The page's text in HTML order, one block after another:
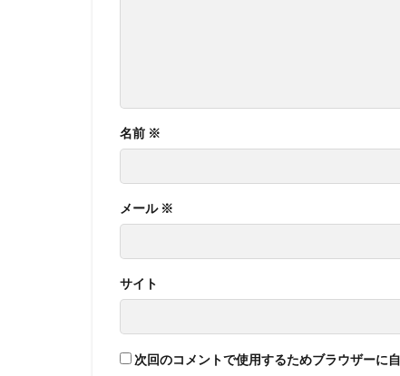
名前 ※
メール ※
サイト
次回のコメントで使用するためブラウザーに